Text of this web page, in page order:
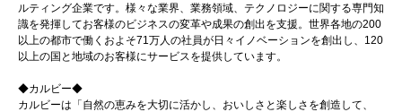
ルティング企業です。様々な業界、業務領域、テクノロジーに関する専門知
識を発揮してお客様のビジネスの変革や成果の創出を支援。世界各地の200
以上の都市で働くおよそ71万人の社員が日々イノベーションを創出し、120
以上の国と地域のお客様にサービスを提供しています。
◆カルビー◆
カルビーは「自然の恵みを大切に活かし、おいしさと楽しさを創造して、